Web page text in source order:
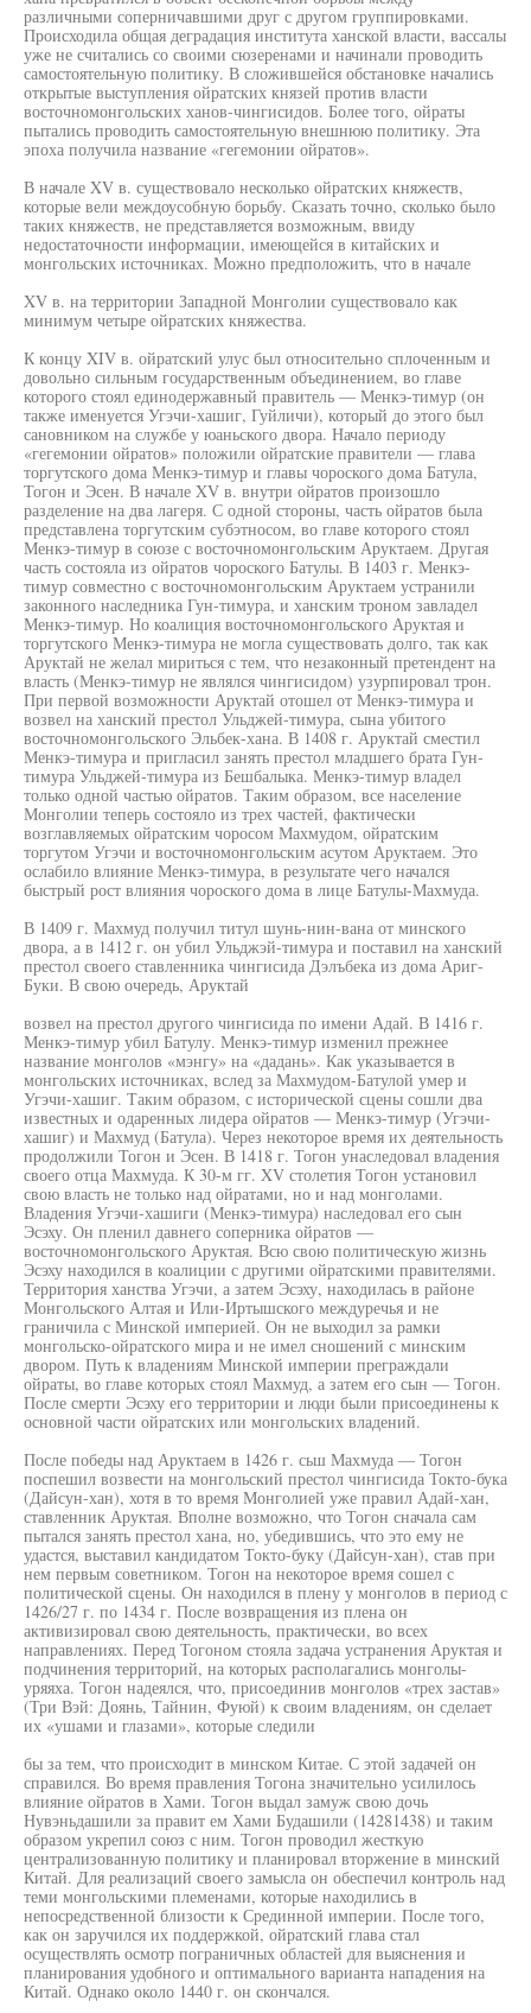
различными соперничавшими друг с другом группировками.
Происходила общая деградация института ханской власти, вассалы
уже не считались со своими сюзеренами и начинали проводить
самостоятельную политику. В сложившейся обстановке начались
открытые выступления ойратских князей против власти
восточномонгольских ханов-чингисидов. Более того, ойраты
пытались проводить самостоятельную внешнюю политику. Эта
эпоха получила название «гегемонии ойратов».
В начале XV в. существовало несколько ойратских княжеств,
которые вели междоусобную борьбу. Сказать точно, сколько было
таких княжеств, не представляется возможным, ввиду
недостаточности информации, имеющейся в китайских и
монгольских источниках. Можно предположить, что в начале
XV в. на территории Западной Монголии существовало как
минимум четыре ойратских княжества.
К концу XIV в. ойратский улус был относительно сплоченным и
довольно сильным государственным объединением, во главе
которого стоял единодержавный правитель — Менкэ-тимур (он
также именуется Угэчи-хашиг, Гуйличи), который до этого был
сановником на службе у юаньского двора. Начало периоду
«гегемонии ойратов» положили ойратские правители — глава
торгутского дома Менкэ-тимур и главы чороского дома Батула,
Тогон и Эсен. В начале XV в. внутри ойратов произошло
разделение на два лагеря. С одной стороны, часть ойратов была
представлена торгутским субэтносом, во главе которого стоял
Менкэ-тимур в союзе с восточномонгольским Аруктаем. Другая
часть состояла из ойратов чороского Батулы. В 1403 г. Менкэ-
тимур совместно с восточномонгольским Аруктаем устранили
законного наследника Гун-тимура, и ханским троном завладел
Менкэ-тимур. Но коалиция восточномонгольского Аруктая и
торгутского Менкэ-тимура не могла существовать долго, так как
Аруктай не желал мириться с тем, что незаконный претендент на
власть (Менкэ-тимур не являлся чингисидом) узурпировал трон.
При первой возможности Аруктай отошел от Менкэ-тимура и
возвел на ханский престол Ульджей-тимура, сына убитого
восточномонгольского Эльбек-хана. В 1408 г. Аруктай сместил
Менкэ-тимура и пригласил занять престол младшего брата Гун-
тимура Ульджей-тимура из Бешбалыка. Менкэ-тимур владел
только одной частью ойратов. Таким образом, все население
Монголии теперь состояло из трех частей, фактически
возглавляемых ойратским чоросом Махмудом, ойратским
торгутом Угэчи и восточномонгольским асутом Аруктаем. Это
ослабило влияние Менкэ-тимура, в результате чего начался
быстрый рост влияния чороского дома в лице Батулы-Махмуда.
В 1409 г. Махмуд получил титул шунь-нин-вана от минского
двора, а в 1412 г. он убил Ульджэй-тимура и поставил на ханский
престол своего ставленника чингисида Дэлъбека из дома Ариг-
Буки. В свою очередь, Аруктай
возвел на престол другого чингисида по имени Адай. В 1416 г.
Менкэ-тимур убил Батулу. Менкэ-тимур изменил прежнее
название монголов «мэнгу» на «дадань». Как указывается в
монгольских источниках, вслед за Махмудом-Батулой умер и
Угэчи-хашиг. Таким образом, с исторической сцены сошли два
известных и одаренных лидера ойратов — Менкэ-тимур (Угэчи-
хашиг) и Махмуд (Батула). Через некоторое время их деятельность
продолжили Тогон и Эсен. В 1418 г. Тогон унаследовал владения
своего отца Махмуда. К 30-м гг. XV столетия Тогон установил
свою власть не только над ойратами, но и над монголами.
Владения Угэчи-хашиги (Менкэ-тимура) наследовал его сын
Эсэху. Он пленил давнего соперника ойратов —
восточномонгольского Аруктая. Всю свою политическую жизнь
Эсэху находился в коалиции с другими ойратскими правителями.
Территория ханства Угэчи, а затем Эсэху, находилась в районе
Монгольского Алтая и Или-Иртышского междуречья и не
граничила с Минской империей. Он не выходил за рамки
монгольско-ойратского мира и не имел сношений с минским
двором. Путь к владениям Минской империи преграждали
ойраты, во главе которых стоял Махмуд, а затем его сын — Тогон.
После смерти Эсэху его территории и люди были присоединены к
основной части ойратских или монгольских владений.
После победы над Аруктаем в 1426 г. сьш Махмуда — Тогон
поспешил возвести на монгольский престол чингисида Токто-бука
(Дайсун-хан), хотя в то время Монголией уже правил Адай-хан,
ставленник Аруктая. Вполне возможно, что Тогон сначала сам
пытался занять престол хана, но, убедившись, что это ему не
удастся, выставил кандидатом Токто-буку (Дайсун-хан), став при
нем первым советником. Тогон на некоторое время сошел с
политической сцены. Он находился в плену у монголов в период с
1426/27 г. по 1434 г. После возвращения из плена он
активизировал свою деятельность, практически, во всех
направлениях. Перед Тогоном стояла задача устранения Аруктая и
подчинения территорий, на которых располагались монголы-
уряяха. Тогон надеялся, что, присоединив монголов «трех застав»
(Три Вэй: Доянь, Тайнин, Фуюй) к своим владениям, он сделает
их «ушами и глазами», которые следили
бы за тем, что происходит в минском Китае. С этой задачей он
справился. Во время правления Тогона значительно усилилось
влияние ойратов в Хами. Тогон выдал замуж свою дочь
Нувэньдашили за правит ем Хами Будашили (14281438) и таким
образом укрепил союз с ним. Тогон проводил жесткую
централизованную политику и планировал вторжение в минский
Китай. Для реализаций своего замысла он обеспечил контроль над
теми монгольскими племенами, которые находились в
непосредственной близости к Срединной империи. После того,
как он заручился их поддержкой, ойратский глава стал
осуществлять осмотр пограничных областей для выяснения и
планирования удобного и оптимального варианта нападения на
Китай. Однако около 1440 г. он скончался.